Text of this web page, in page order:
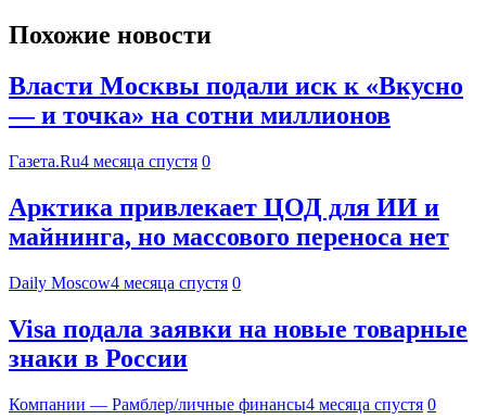
Похожие новости
Власти Москвы подали иск к «Вкусно
— и точка» на сотни миллионов
Газета.Ru4 месяца спустя 0
Арктика привлекает ЦОД для ИИ и
майнинга, но массового переноса нет
Daily Moscow4 месяца спустя 0
Visa подала заявки на новые товарные
знаки в России
Компании — Рамблер/личные финансы4 месяца спустя 0